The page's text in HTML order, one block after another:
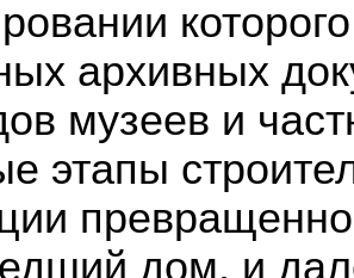
архивных
музеев и
этапы
дом, и